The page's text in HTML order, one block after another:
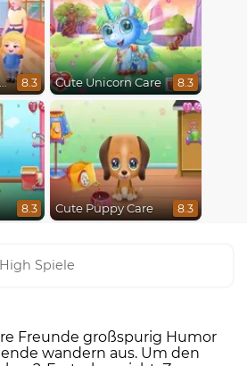
Dance 8.3 Cute Unicorn Care 8.3
8.3 Cute Puppy Care 8.3
Spiele
Freunde großspurig Humor
wandern aus. Um den